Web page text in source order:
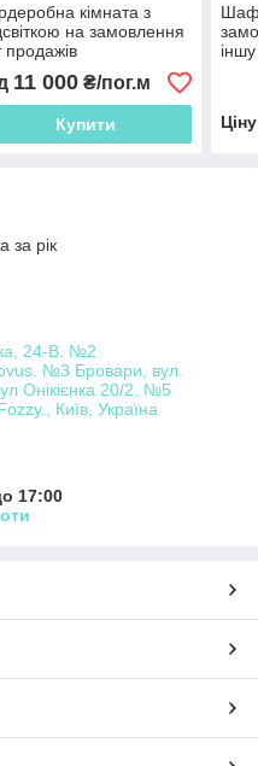
кімната з
на замовлення
продажів
11 000₴/пог.м
Купити
за рік
24-В. №2
№3 Бровари, вул.
Онікієнка 20/2. №5
Київ, Україна
17:00